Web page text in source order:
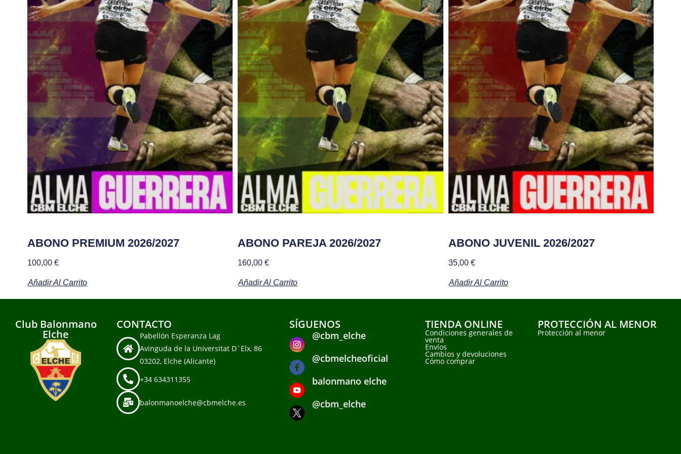
ABONO PREMIUM 2026/2027
100,00 €
Añadir Al Carrito
ABONO PAREJA 2026/2027
160,00€
Añadir Al Carrito
ABONO JUVENIL 2026/2027
35,00 €
Añadir Al Carrito
Club Balonmano
Elche
CONTACTO
Pabellón Esperanza Lag
Avinguda de la Universitat D´Elx, 86
03202, Elche (Alicante)
+34 634311355
balonmanoelche@cbmelche.es
SÍGUENOS
@cbm_elche
@cbmelcheoficial
balonmano elche
@cbm_elche
TIENDA ONLINE
Condiciones generales de
venta
Envíos
Cambios y devoluciones
Cómo comprar
PROTECCIÓN AL MENOR
Protección al menor